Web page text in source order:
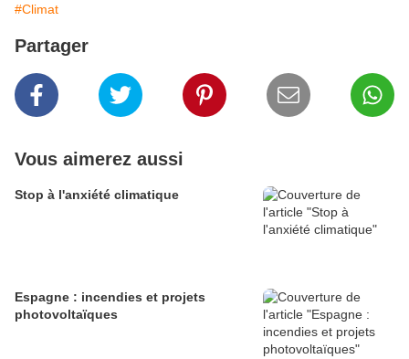
#Climat
Partager
Vous aimerez aussi
Stop à l'anxiété climatique
Espagne : incendies et projets
photovoltaïques